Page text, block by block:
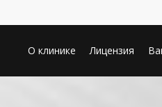
О клинике Лицензия